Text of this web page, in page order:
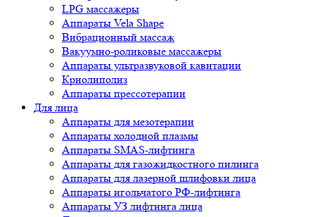
LPG массажеры
Аппараты Vela Shape
Вибрационный массаж
Вакуумно-роликовые массажеры
Аппараты ультразвуковой кавитации
Криолиполиз
Аппараты прессотерапии
Для лица
Аппараты для мезотерапии
Аппараты холодной плазмы
Аппараты SMAS-лифтинга
Аппараты для газожидкостного пилинга
Аппараты для лазерной шлифовки лица
Аппараты игольчатого РФ-лифтинга
Аппараты УЗ лифтинга лица